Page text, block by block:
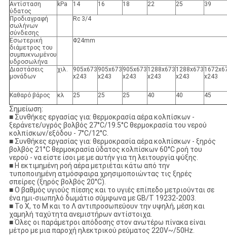
Αντίσταση
ύδατος
kPa 14 16 18 22 25 39
Προδιαγραφή
σωλήνων
σύνδεσης
Rc 3/4
Εσωτερική
διάμετρος του
συμπυκνωμένου
υδροσωλήνα
Φ24mm
Διαστάσεις
μονάδων
χιλ.
905x673
x243
905x673
x243
905x673
x243
1288x673
x243
1288x673
x243
x243
Καθαρό βάρος κλ 25 25 25 40 40 45
Σημείωση:
■ Συνθήκες εργασίας για: θερμοκρασία αέρα κολπίσκων -
ξεράνετε/υγρός βολβός 27°C/19.5°C θερμοκρασία του νερού
κολπίσκων/εξόδου - 7°C/12°C.
■ Συνθήκες εργασίας για: θερμοκρασία αέρα κολπίσκων - ξηρός
βολβός 21°C θερμοκρασία ύδατος κολπίσκων 60°C ροή του
νερού - να είστε ίσοι με με αυτήν για τη λειτουργία ψύξης.
■ Η εκτιμημένη ροή αέρα μετριέται κάτω από την
τυποποιημένη ατμόσφαιρα χρησιμοποιώντας τις ξηρές
σπείρες (ξηρός βολβός 20°C).
■ Ο βαθμός υγιούς πίεσης και το υγιές επίπεδο μετριούνται σε
ένα ημι-σιωπηλό δωμάτιο σύμφωνα με GB/T 19232-2003.
■ Το Χ, το Μ και το Λ αντιπροσωπεύουν την υψηλή, μέση και
χαμηλή ταχύτητα ανεμιστήρων αντίστοιχα.
■ Όλες οι παράμετροι απόδοσης στον ανωτέρω πίνακα είναι
μέτρο με μια παροχή ηλεκτρικού ρεύματος 220V~/50Hz.